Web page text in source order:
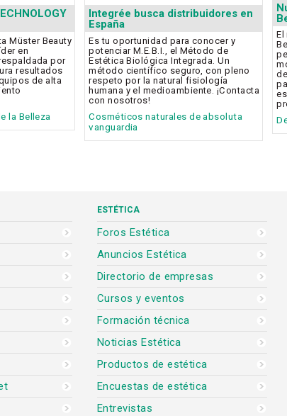
Müster Beauty
en
por
resultados
de alta
la Belleza
Integrée busca distribuidores en
España
Es tu oportunidad para conocer y
potenciar M.E.B.I., el Método de
Estética Biológica Integrada. Un
método científico seguro, con pleno
respeto por la natural fisiología
humana y el medioambiente. ¡Contacta
con nosotros!
Cosméticos naturales de absoluta
vanguardia
El
ESTÉTICA
Foros Estética
Anuncios Estética
Directorio de empresas
Cursos y eventos
Formación técnica
Noticias Estética
Productos de estética
Encuestas de estética
Entrevistas